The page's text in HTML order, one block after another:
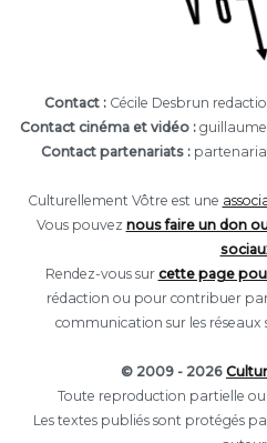
Contact :Cécile Desbrun
Contact cinéma et vidéo :
Contact partenariats :
Culturellement Vôtre est une
Vous pouvez nous faire un don
Rendez-vous sur cette page
rédaction ou pour contribuer
communication sur les réseaux
© 2009 - 2026
Toute reproduction partielle
Les textes publiés sont protégés